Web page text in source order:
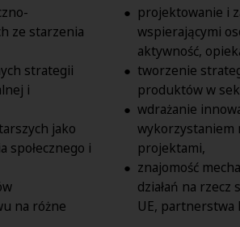
ze starzenia
strategii
i
jako
społecznego i
na różne
projektowanie i
wspierającymi
aktywność,
tworzenie
produktów w
wdrażanie
wykorzystaniem
projektami,
znajomość
działań na
UE, partnerstwa